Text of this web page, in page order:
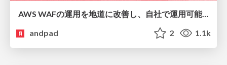
AWS WAFの運用を地道に改善し、自社で運用可能にするプラクティス
andpad
2 1.1k